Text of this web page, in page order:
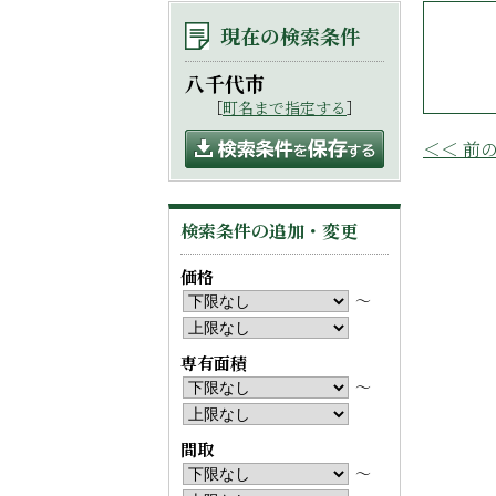
＜＜ 前
現在の検索条件
八千代市
［町名まで指定する］
検索条件の追加・変更
価格
〜
専有面積
〜
間取
〜